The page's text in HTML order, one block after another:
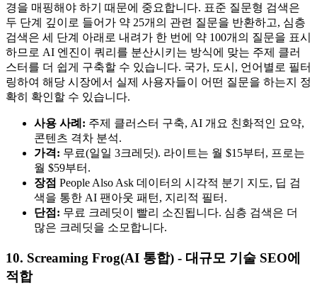
경을 매핑해야 하기 때문에 중요합니다. 표준 질문형 검색은
두 단계 깊이로 들어가 약 25개의 관련 질문을 반환하고, 심층
검색은 세 단계 아래로 내려가 한 번에 약 100개의 질문을 표시
하므로 AI 엔진이 쿼리를 분산시키는 방식에 맞는 주제 클러
스터를 더 쉽게 구축할 수 있습니다. 국가, 도시, 언어별로 필터
링하여 해당 시장에서 실제 사용자들이 어떤 질문을 하는지 정
확히 확인할 수 있습니다.
사용 사례: 주제 클러스터 구축, AI 개요 친화적인 요약,
콘텐츠 격차 분석.
가격: 무료(일일 3크레딧). 라이트는 월 $15부터, 프로는
월 $59부터.
장점 People Also Ask 데이터의 시각적 분기 지도, 딥 검
색을 통한 AI 팬아웃 패턴, 지리적 필터.
단점: 무료 크레딧이 빨리 소진됩니다. 심층 검색은 더
많은 크레딧을 소모합니다.
10. Screaming Frog(AI 통합) - 대규모 기술 SEO에
적합